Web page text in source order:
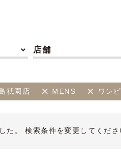
店舗
祇園店 MENS ワン
た。 検索条件を変更してくださ